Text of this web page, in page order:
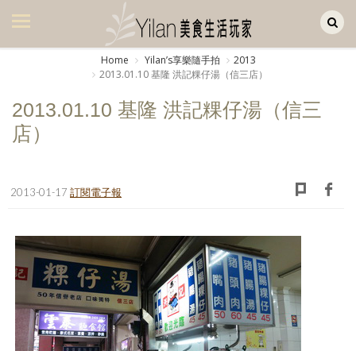
美食集
廚房集
旅遊集
書房集
日記簿
餐桌週記
享樂隨手拍
Home Yilanʼs享樂隨手拍
2013
2013.01.10 基隆 洪記粿仔湯（信三店）
2013.01.10 基隆 洪記粿仔湯（信三
店）
2013-01-17 訂閱電子報